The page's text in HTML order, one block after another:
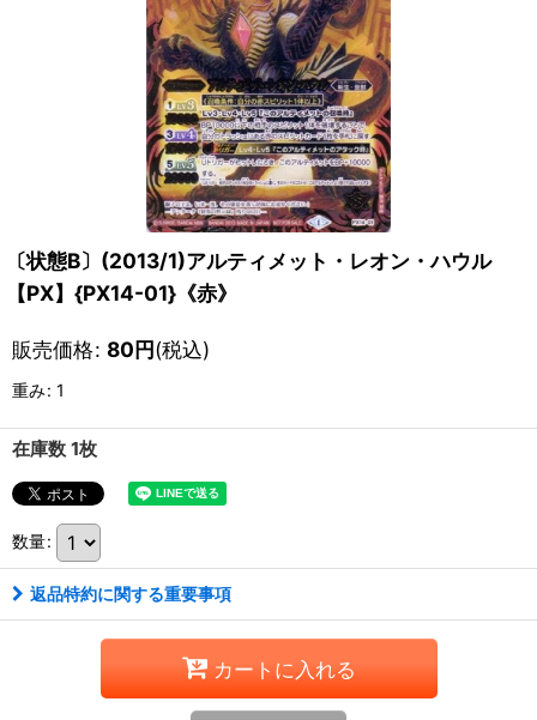
〔状態B〕(2013/1)アルティメット・レオン・ハウル
【PX】{PX14-01}《赤》
販売価格: 80円(税込)
重み: 1
在庫数 1枚
数量:
返品特約に関する重要事項
カートに入れる